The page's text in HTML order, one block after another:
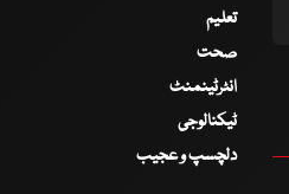
تعلیم
صحت
انٹرٹینمنٹ
ٹیکنالوجی
دلچسپ و عجیب